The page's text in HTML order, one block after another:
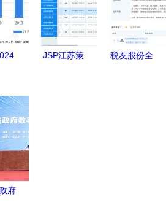
动软件开发
新生态
城镇根基
——
布
深
JSP江苏策
税友股份全
府